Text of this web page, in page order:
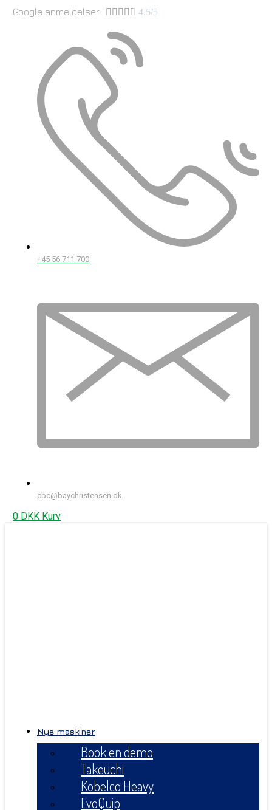
Google anmeldelser      4.5/5
+45 56 711 700
cbc@baychristensen.dk
0 DKK Kurv
Nye maskiner
Book en demo
Takeuchi
Kobelco Heavy
EvoQuip